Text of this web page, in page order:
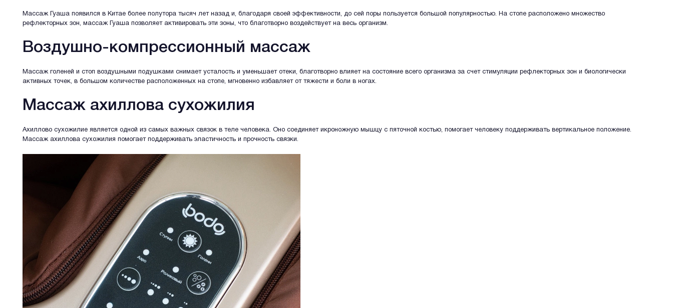
Массаж Гуаша появился в Китае более полутора тысяч лет назад и, благодаря своей эффективности, до сей поры пользуется большой популярностью. На стопе расположено множество
рефлекторных зон, массаж Гуаша позволяет активировать эти зоны, что благотворно воздействует на весь организм.
Воздушно-компрессионный массаж
Массаж голеней и стоп воздушными подушками снимает усталость и уменьшает отеки, благотворно влияет на состояние всего организма за счет стимуляции рефлекторных зон и биологически
активных точек, в большом количестве расположенных на стопе, мгновенно избавляет от тяжести и боли в ногах.
Массаж ахиллова сухожилия
Ахиллово сухожилие является одной из самых важных связок в теле человека. Оно соединяет икроножную мышцу с пяточной костью, помогает человеку поддерживать вертикальное положение.
Массаж ахиллова сухожилия помогает поддерживать эластичность и прочность связки.